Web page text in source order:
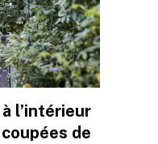
l’intérieur
de